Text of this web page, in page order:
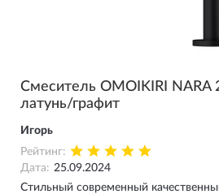
Смеситель OMOIKIRI NARA
латунь/графит
Игорь
Рейтинг:
Дата: 25.09.2024
Стильный современный